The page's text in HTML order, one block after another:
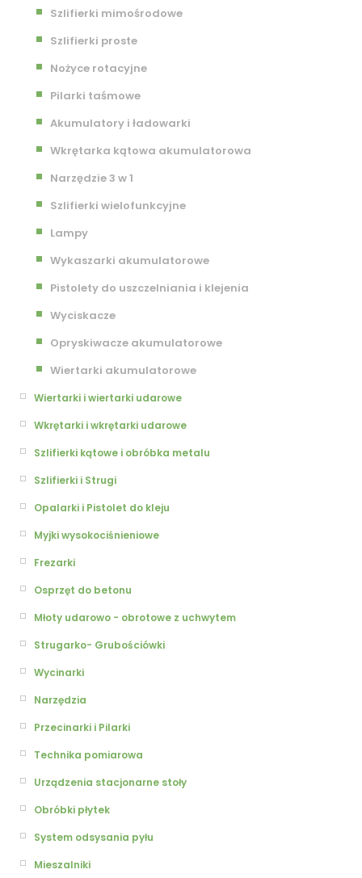
Szlifierki mimośrodowe
Szlifierki proste
Nożyce rotacyjne
Pilarki taśmowe
Akumulatory i ładowarki
Wkrętarka kątowa akumulatorowa
Narzędzie 3 w 1
Szlifierki wielofunkcyjne
Lampy
Wykaszarki akumulatorowe
Pistolety do uszczelniania i klejenia
Wyciskacze
Opryskiwacze akumulatorowe
Wiertarki akumulatorowe
Wiertarki i wiertarki udarowe
Wkrętarki i wkrętarki udarowe
Szlifierki kątowe i obróbka metalu
Szlifierki i Strugi
Opalarki i Pistolet do kleju
Myjki wysokociśnieniowe
Frezarki
Osprzęt do betonu
Młoty udarowo - obrotowe z uchwytem
Strugarko- Grubościówki
Wycinarki
Narzędzia
Przecinarki i Pilarki
Technika pomiarowa
Urządzenia stacjonarne stoły
Obróbki płytek
System odsysania pyłu
Mieszalniki